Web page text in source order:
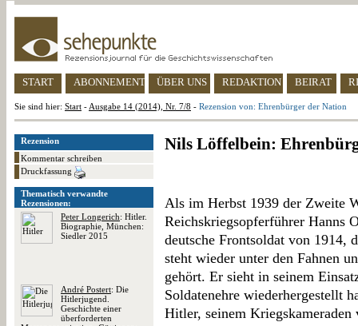
START ABONNEMENT ÜBER UNS REDAKTION BEIRAT
Sie sind hier: Start - Ausgabe 14 (2014), Nr. 7/8 - Rezension von: Ehrenbürger der Nation
Rezension
Kommentar schreiben
Druckfassung
Thematisch verwandte
Rezensionen:
Peter Longerich: Hitler.
Biographie, München:
Siedler 2015
André Postert: Die
Hitlerjugend.
Geschichte einer
überforderten
Nils Löffelbein:
Als im Herbst 1939 der Zweite
Reichskriegsopferführer Hanns
deutsche Frontsoldat von 1914,
steht wieder unter den Fahnen
gehört. Er sieht in seinem
Soldatenehre wiederhergestellt
Hitler, seinem